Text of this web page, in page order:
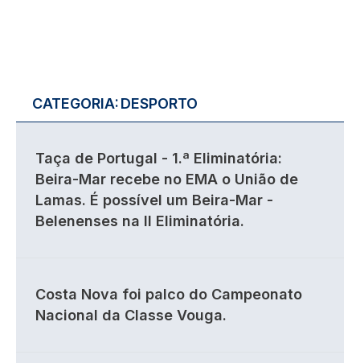
CATEGORIA:DESPORTO
Taça de Portugal - 1.ª Eliminatória:
Beira-Mar recebe no EMA o União de
Lamas. É possível um Beira-Mar -
Belenenses na II Eliminatória.
Costa Nova foi palco do Campeonato
Nacional da Classe Vouga.